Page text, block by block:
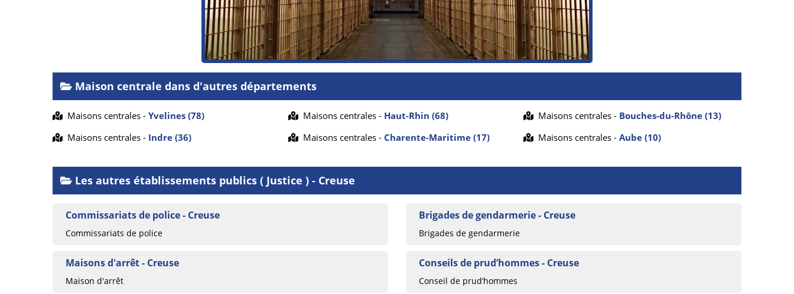
Maison centrale dans d'autres départements
Maisons centrales - Yvelines (78) Maisons centrales - Haut-Rhin (68) Maisons centrales - Bouches-du-Rhône (13)
Maisons centrales - Indre (36) Maisons centrales - Charente-Maritime (17) Maisons centrales -Aube (10)
Les autres établissements publics ( Justice ) - Creuse
Commissariats de police - Creuse
Commissariats de police
Brigades de gendarmerie - Creuse
Brigades de gendarmerie
Maisons d'arrêt - Creuse
Maison d'arrêt
Conseils de prud’hommes - Creuse
Conseil de prud’hommes